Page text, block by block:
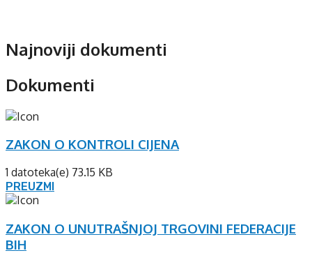
Najnoviji dokumenti
Dokumenti
ZAKON O KONTROLI CIJENA
1 datoteka(e) 73.15 KB
PREUZMI
ZAKON O UNUTRAŠNJOJ TRGOVINI FEDERACIJE
BIH